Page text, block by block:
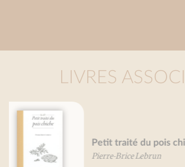
LIVRES
Petit traité de la
Martin Fache
Pierre-Brice Lebrun